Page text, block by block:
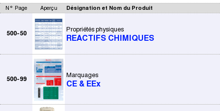
N° Page Aperçu Désignation et Nom du Produit
500-50
Propriétés physiques
REACTIFS CHIMIQUES
500-99
Marquages
CE & EEx